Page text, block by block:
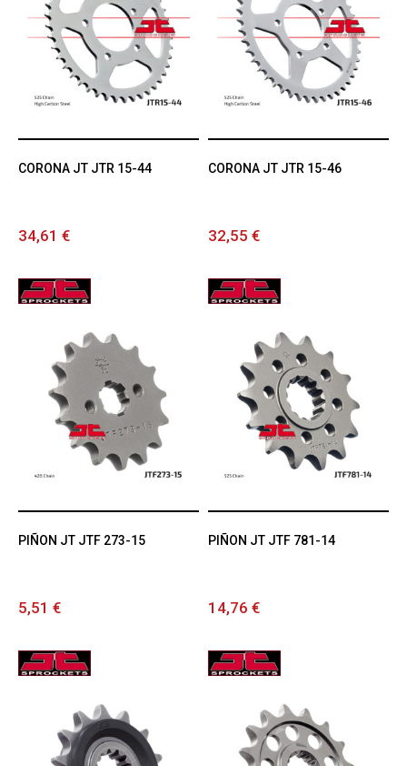
CORONA JT JTR 15-44
34,61 €
CORONA JT JTR 15-46
32,55 €
PIÑON JT JTF 273-15
5,51 €
PIÑON JT JTF 781-14
14,76 €